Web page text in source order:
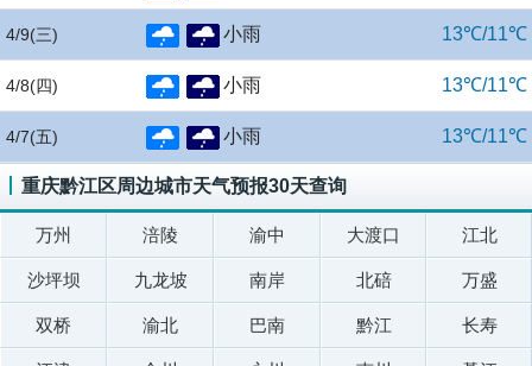
4/9(三) 小雨 13℃/11℃
4/8(四) 小雨 13℃/11℃
4/7(五) 小雨 13℃/11℃
重庆黔江区周边城市天气预报30天查询
万州 涪陵 渝中 大渡口 江北
沙坪坝 九龙坡 南岸 北碚 万盛
双桥 渝北 巴南 黔江 长寿